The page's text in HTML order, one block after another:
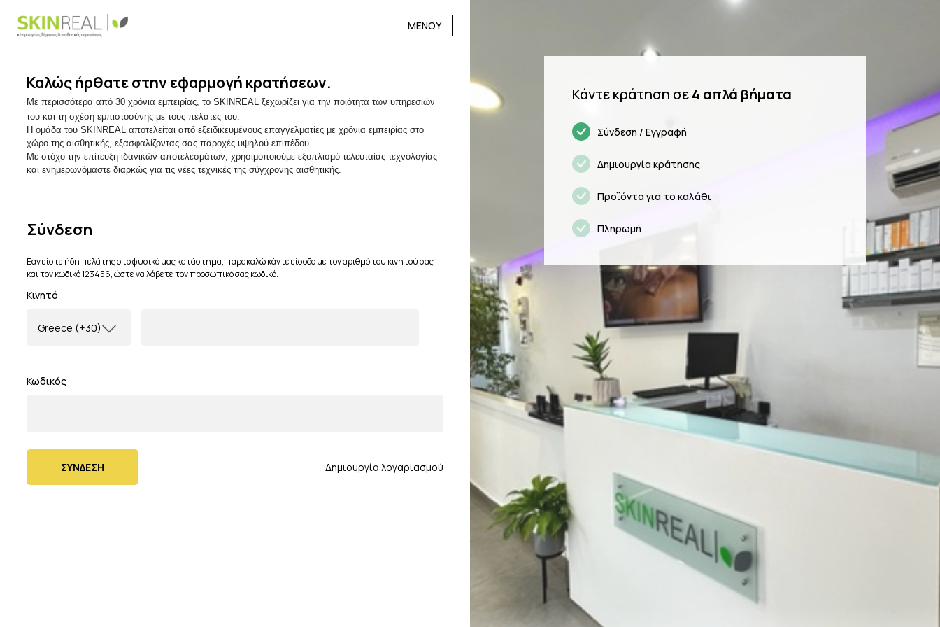
ΜΕΝΟΥ
Καλώς ήρθατε στην εφαρμογή κρατήσεων.
Με περισσότερα από 30 χρόνια εμπειρίας, το SKINREAL ξεχωρίζει για την ποιότητα των υπηρεσιών
του και τη σχέση εμπιστοσύνης με τους πελάτες του.
Η ομάδα του SKINREAL αποτελείται από εξειδικευμένους επαγγελματίες με χρόνια εμπειρίας στο
χώρο της αισθητικής, εξασφαλίζοντας σας παροχές υψηλού επιπέδου.
Με στόχο την επίτευξη ιδανικών αποτελεσμάτων, χρησιμοποιούμε εξοπλισμό τελευταίας τεχνολογίας
και ενημερωνόμαστε διαρκώς για τις νέες τεχνικές της σύγχρονης αισθητικής.
Σύνδεση
Εάν είστε ήδη πελάτης στο φυσικό μας κατάστημα, παρακαλώ κάντε είσοδο με τον αριθμό του κινητού σας
και τον κωδικό 123456, ώστε να λάβετε τον προσωπικό σας κωδικό.
Κινητό
Greece (+30)
Κωδικός
Δημιουργία λογαριασμού
Κάντε κράτηση σε4 απλά βήματα
Σύνδεση / Εγγραφή
Δημιουργία κράτησης
Προϊόντα για το καλάθι
Πληρωμή